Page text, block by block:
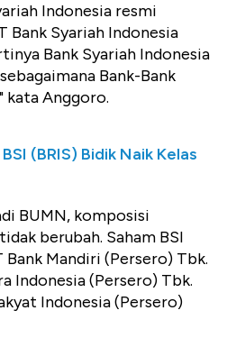
Indonesia resmi
Bank Syariah Indonesia
Bank Syariah Indonesia
Bank-Bank
kata Anggoro.
(BRIS) Bidik Naik Kelas
BUMN, komposisi
berubah. Saham BSI
Bank Mandiri (Persero) Tbk.
Indonesia (Persero) Tbk.
Indonesia (Persero)